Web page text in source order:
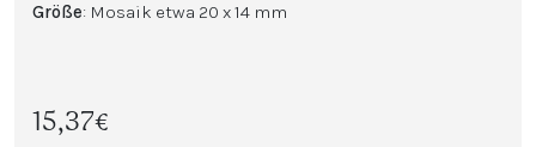
Größe: Mosaik etwa 20 x 14 mm
15,37€